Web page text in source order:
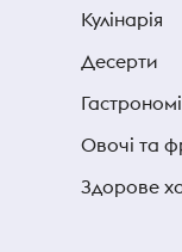
Кулінарія
Десерти
Овочі та
Здорове